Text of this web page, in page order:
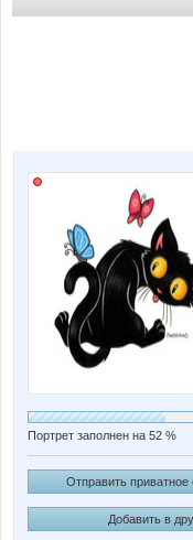
Портрет заполнен на 52 %
Отправить
Добавить в